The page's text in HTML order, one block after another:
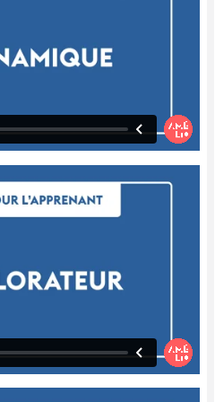
de placer des
l'enfant va
et il va devenir de
c'est l'objectif
là, des mots qui
et qui sont dans
le thème, ce sont les